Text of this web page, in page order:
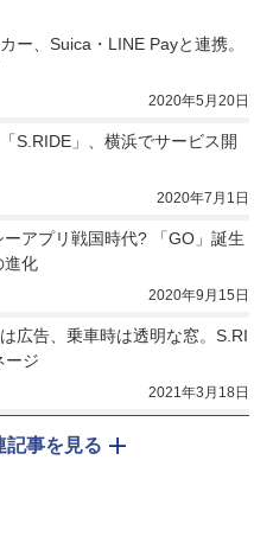
ー、Suica・LINE Payと連携。
2020年5月20日
S.RIDE」、横浜でサービス開
2020年7月1日
アプリ戦国時代? 「GO」誕生
進化
2020年9月15日
広告、乗車時は透明な窓。S.RI
ージ
2021年3月18日
記事を見る